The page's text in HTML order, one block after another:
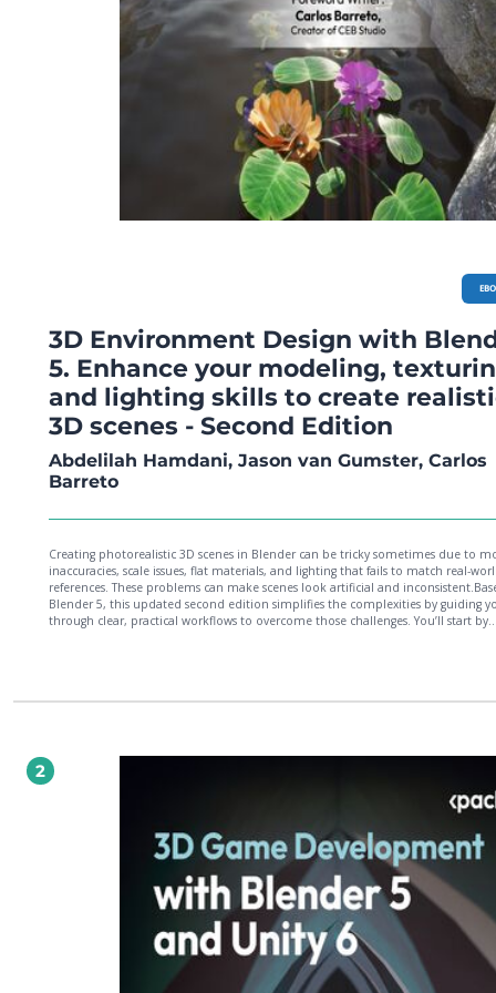
3D Environment Design with
5. Enhance your modeling,
and lighting skills to create
3D scenes - Second Edition
Abdelilah Hamdani, Jason van Gumster, Carlos
Barreto
Creating photorealistic 3D scenes in Blender can be tricky sometimes due to
inaccuracies, scale issues, flat materials, and lighting that fails to match real-
references. These problems can make scenes look artificial and
Blender 5, this updated second edition simplifies the complexities by guiding
through clear, practical workflows to overcome those challenges. You’ll start by
modern Blender workflows, including a dedicated chapter on node-based
finalizing your scenes with rendering and compositing.By the end, you’ll be
to create beautiful, photorealistic renders that stand out.*Email sign-up and
purchase required
2